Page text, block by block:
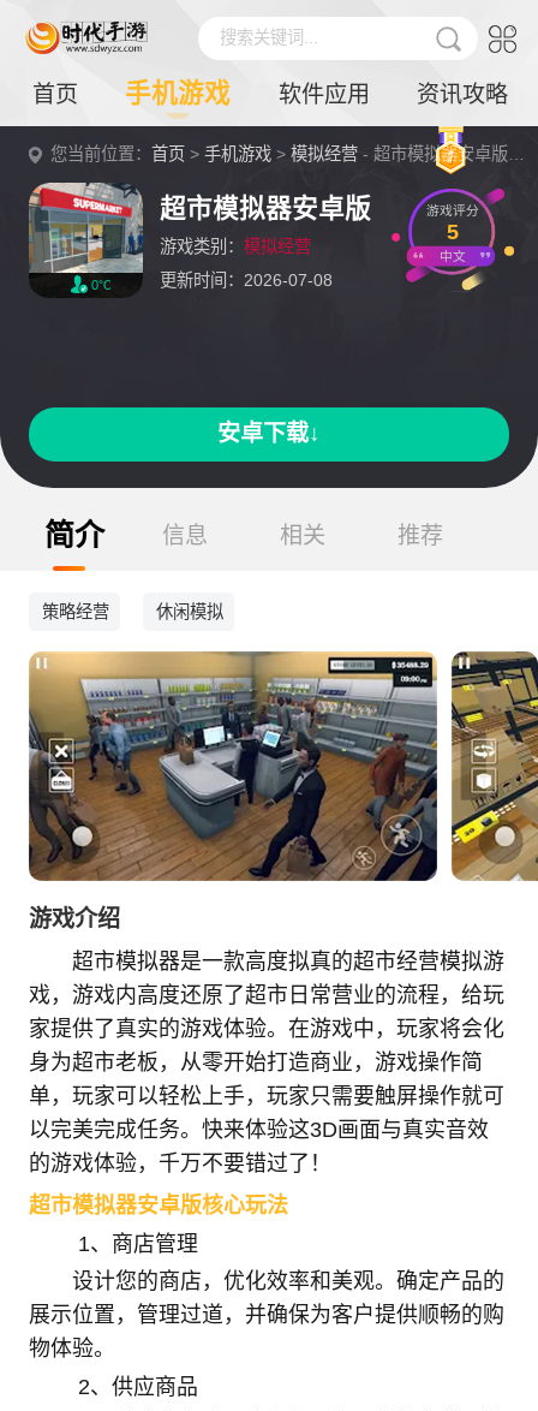
搜索关键词...
首页 手机游戏 软件应用 资讯攻略
您当前位置：首页 >手机游戏 >模拟经营 - 超市模拟器安卓版详情
0℃
超市模拟器安卓版
游戏类别： 模拟经营
更新时间：2026-07-08
游戏评分
5
中文
安卓下载↓
简介 信息 相关 推荐
策略经营 休闲模拟
游戏介绍
超市模拟器是一款高度拟真的超市经营模拟游
戏，游戏内高度还原了超市日常营业的流程，给玩
家提供了真实的游戏体验。在游戏中，玩家将会化
身为超市老板，从零开始打造商业，游戏操作简
单，玩家可以轻松上手，玩家只需要触屏操作就可
以完美完成任务。快来体验这3D画面与真实音效
的游戏体验，千万不要错过了！
超市模拟器安卓版核心玩法
1、商店管理
设计您的商店，优化效率和美观。确定产品的
展示位置，管理过道，并确保为客户提供顺畅的购
物体验。
2、供应商品